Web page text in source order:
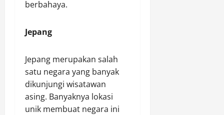
berbahaya.
Jepang
Jepang merupakan salah
satu negara yang banyak
dikunjungi wisatawan
asing. Banyaknya lokasi
unik membuat negara ini